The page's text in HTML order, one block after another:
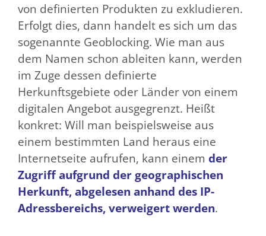
von definierten Produkten zu exkludieren.
Erfolgt dies, dann handelt es sich um das
sogenannte Geoblocking. Wie man aus
dem Namen schon ableiten kann, werden
im Zuge dessen definierte
Herkunftsgebiete oder Länder von einem
digitalen Angebot ausgegrenzt. Heißt
konkret: Will man beispielsweise aus
einem bestimmten Land heraus eine
Internetseite aufrufen, kann einem der
Zugriff aufgrund der geographischen
Herkunft, abgelesen anhand des IP-
Adressbereichs, verweigert werden.